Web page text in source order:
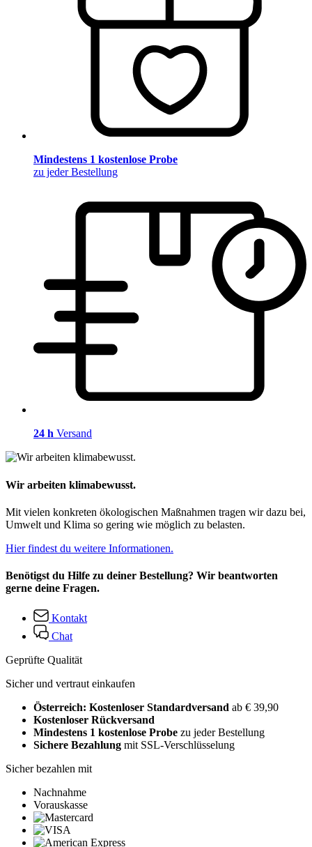
Mindestens 1 kostenlose Probe
zu jeder Bestellung
24 h Versand
Wir arbeiten klimabewusst.
Mit vielen konkreten ökologischen Maßnahmen tragen wir dazu bei,
Umwelt und Klima so gering wie möglich zu belasten.
Hier findest du weitere Informationen.
Benötigst du Hilfe zu deiner Bestellung? Wir beantworten
gerne deine Fragen.
Kontakt
Chat
Geprüfte Qualität
Sicher und vertraut einkaufen
Österreich: Kostenloser Standardversand ab € 39,90
Kostenloser Rückversand
Mindestens 1 kostenlose Probe zu jeder Bestellung
Sichere Bezahlung mit SSL-Verschlüsselung
Sicher bezahlen mit
Nachnahme
Vorauskasse